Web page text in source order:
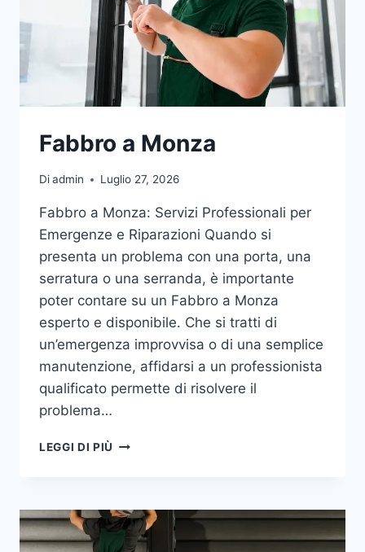
Fabbro a Monza
Diadmin Luglio 27, 2026
Fabbro a Monza: Servizi Professionali per
Emergenze e Riparazioni Quando si
presenta un problema con una porta, una
serratura o una serranda, è importante
poter contare su un Fabbro a Monza
esperto e disponibile. Che si tratti di
un’emergenza improvvisa o di una semplice
manutenzione, affidarsi a un professionista
qualificato permette di risolvere il
problema…
LEGGI DI PIÙ FABBRO